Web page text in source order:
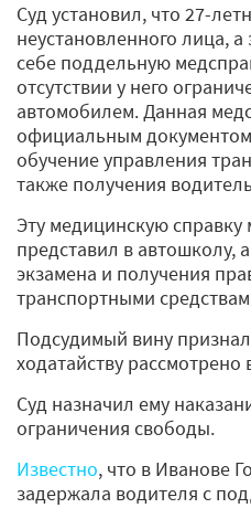
Суд установил, что 27-
неустановленного лица,
себе поддельную
отсутствии у него
автомобилем. Данная
официальным
обучение управления
также получения
Эту медицинскую
представил в автошколу,
экзамена и получения
транспортными
Подсудимый вину
ходатайству
Суд назначил ему
ограничения свободы.
Известно, что в Иванове
задержала водителя с